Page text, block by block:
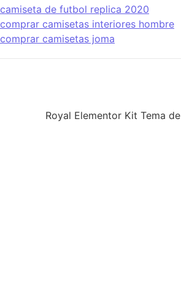
camiseta de futbol replica 2020
comprar camisetas interiores hombre
comprar camisetas joma
Royal Elementor Kit Tema de